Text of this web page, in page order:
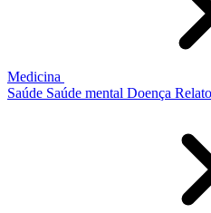
Medicina
Saúde Saúde mental Doença